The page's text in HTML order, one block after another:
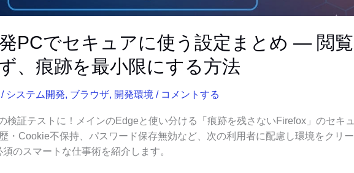
PCでセキュアに使う設定まとめ — 閲覧
、痕跡を最小限にする方法
/ システム開発, ブラウザ, 開発環境 / コメントする
検証テストに！メインのEdgeと使い分ける「痕跡を残さないFirefox」のセキュ
・Cookie不保持、パスワード保存無効など、次の利用者に配慮し環境をクリー
のスマートな仕事術を紹介します。